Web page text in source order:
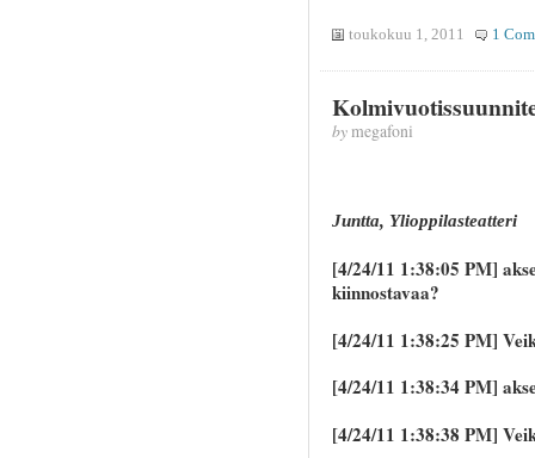
toukokuu 1, 2011 1
bymegafoni
Juntta, Ylioppilasteatteri
[4/24/11 1:38:05 PM]
kiinnostavaa?
[4/24/11 1:38:25 PM]
[4/24/11 1:38:34 PM]
[4/24/11 1:38:38 PM]